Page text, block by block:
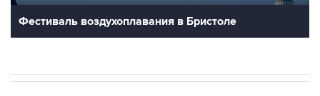
Фестиваль воздухоплавания в Бристоле